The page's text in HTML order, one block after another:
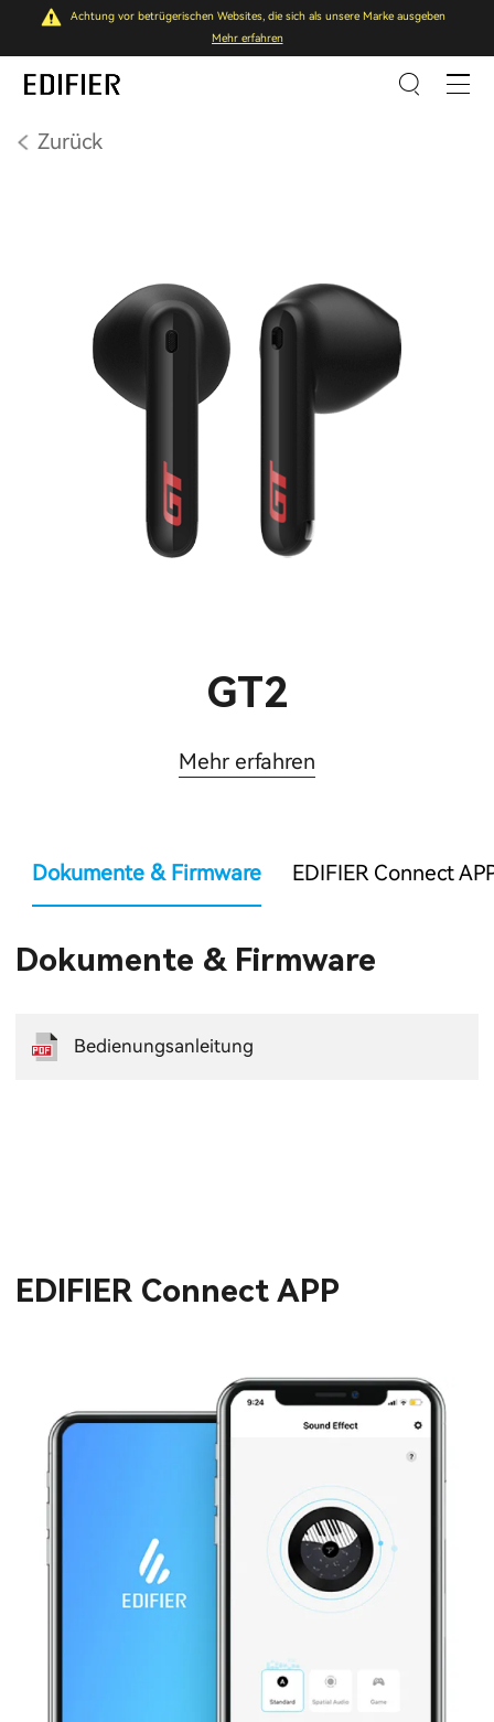
Achtung vor betrügerischen Websites, die sich als unsere Marke ausgeben
Mehr erfahren
Zurück
GT2
Mehr erfahren
Dokumente & Firmware EDIFIER Connect
Dokumente & Firmware
Bedienungsanleitung
EDIFIER Connect APP